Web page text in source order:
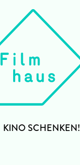
KINO SCHENKEN!